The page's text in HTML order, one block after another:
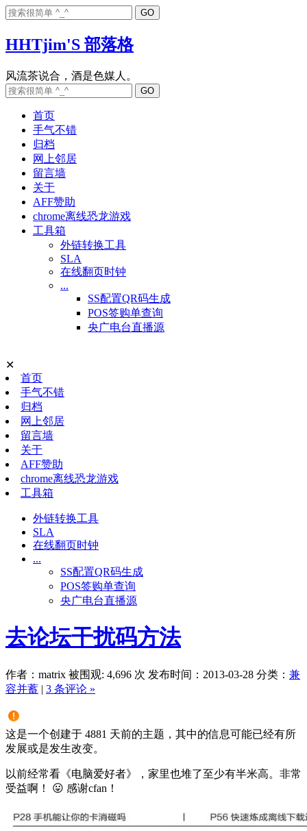
HHTjim'S 部落格
首页
手气不错
归档
网上邻居
留言墙
关于
AFF赞助
chrome离线恐龙游戏
工具箱
外链转换工具
SLA
在线翻页时钟
...
SS配置QR码生成
POS签购单查询
央广电台直播源
✕
首页
手气不错
归档
网上邻居
留言墙
关于
AFF赞助
chrome离线恐龙游戏
工具箱
外链转换工具
SLA
在线翻页时钟
...
SS配置QR码生成
POS签购单查询
央广电台直播源
去论坛干扰码方法
作者：matrix 被围观: 4,696 次 发布时间：2013-03-28 分类： 兼
容并蓄 | 3 条评论 »
这是一个创建于 4881 天前的主题，其中的信息可能已经有所
发展或是发生改变。
以前经常看《电脑爱好者》，家里也堆了至少有半米高。非常
受益啊！ 😛 感谢cfan！